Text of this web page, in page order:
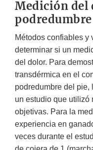
Medición del
Métodos confiables y
determinar si un
del dolor. Para
transdérmica en el
podredumbre del pie,
un estudio que utilizó
objetivas. Para la
experiencia en
veces durante el